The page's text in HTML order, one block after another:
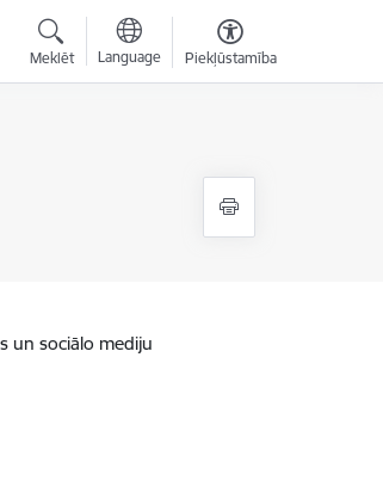
Meklēt Language Piekļūstamība
un sociālo mediju